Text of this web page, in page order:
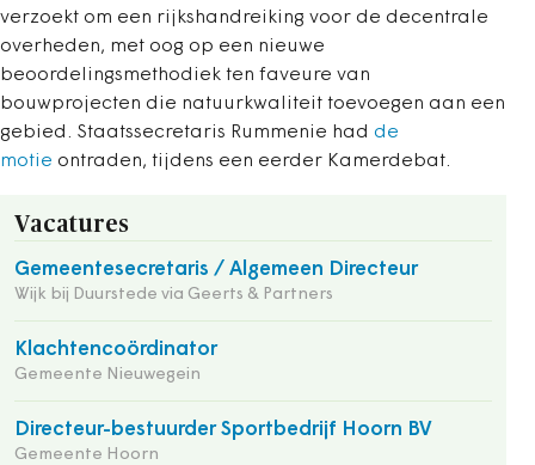
verzoekt om een rijkshandreiking voor de decentrale
overheden, met oog op een nieuwe
beoordelingsmethodiek ten faveure van
bouwprojecten die natuurkwaliteit toevoegen aan een
gebied. Staatssecretaris Rummenie had de
motie ontraden, tijdens een eerder Kamerdebat.
Vacatures
Gemeentesecretaris / Algemeen Directeur
Wijk bij Duurstede via Geerts & Partners
Klachtencoördinator
Gemeente Nieuwegein
Directeur-bestuurder Sportbedrijf Hoorn BV
Gemeente Hoorn